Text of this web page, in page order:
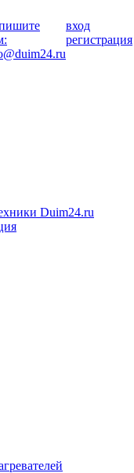
вход
регистрация